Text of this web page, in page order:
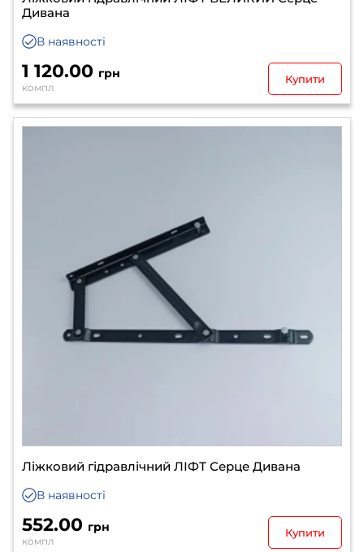
Дивана
В наявності
1 120.00 грн
компл
Купити
Ліжковий гідравлічний ЛІФТ Серце Дивана
В наявності
552.00 грн
компл
Купити